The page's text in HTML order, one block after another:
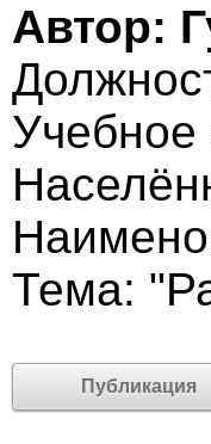
Автор:
Тема:
Публикация